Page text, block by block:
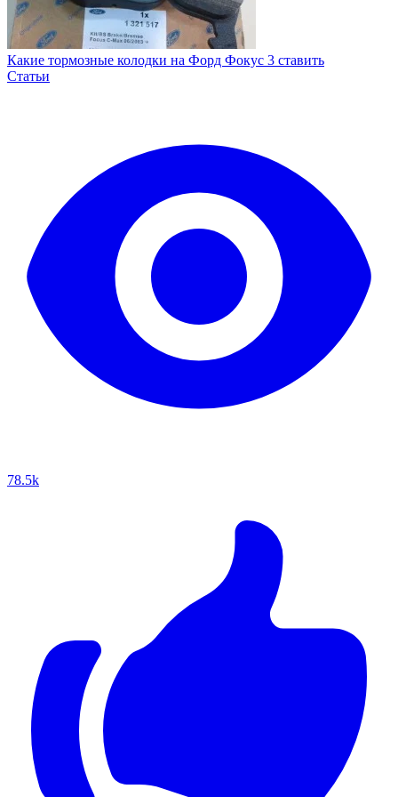
Какие тормозные колодки на Форд Фокус 3 ставить
Статьи
78.5k